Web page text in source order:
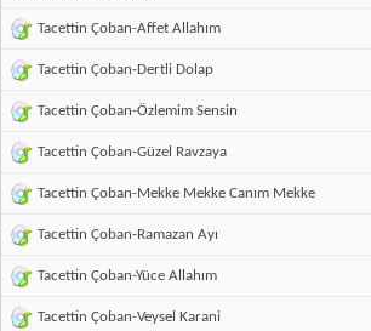
Tacettin Çoban-Affet Allahım
Tacettin Çoban-Dertli Dolap
Tacettin Çoban-Özlemim Sensin
Tacettin Çoban-Güzel Ravzaya
Tacettin Çoban-Mekke Mekke Canım Mekke
Tacettin Çoban-Ramazan Ayı
Tacettin Çoban-Yüce Allahım
Tacettin Çoban-Veysel Karani